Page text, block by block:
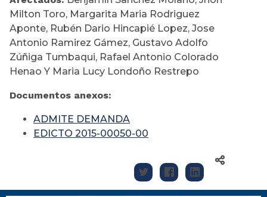
Milton Toro, Margarita Maria Rodriguez
Aponte, Rubén Dario Hincapié Lopez, Jose
Antonio Ramirez Gámez, Gustavo Adolfo
Zúñiga Tumbaqui, Rafael Antonio Colorado
Henao Y Maria Lucy Londoño Restrepo
Documentos anexos:
ADMITE DEMANDA
EDICTO 2015-00050-00